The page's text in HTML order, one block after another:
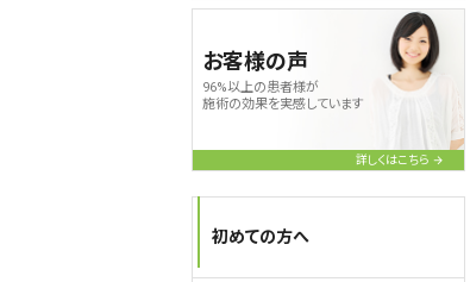
お客様の声
96%以上の患者様が
施術の効果を実感しています
詳しくはこちら
初めての方へ